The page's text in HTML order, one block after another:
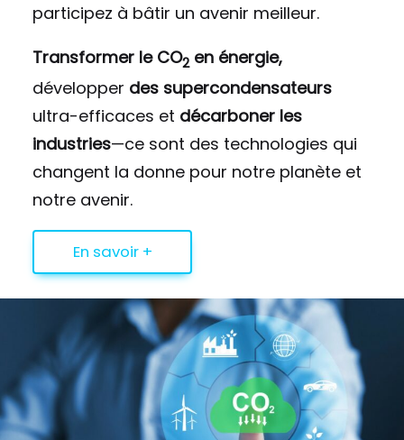
participez à bâtir un avenir meilleur.
Transformer le CO2 en énergie,
développer des supercondensateurs
ultra-efficaces et décarboner les
industries—ce sont des technologies qui
changent la donne pour notre planète et
notre avenir.
En savoir +